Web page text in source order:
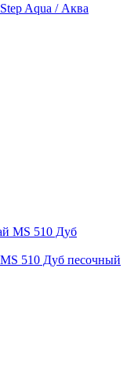
Aqua / Аква
510 Дуб песочный